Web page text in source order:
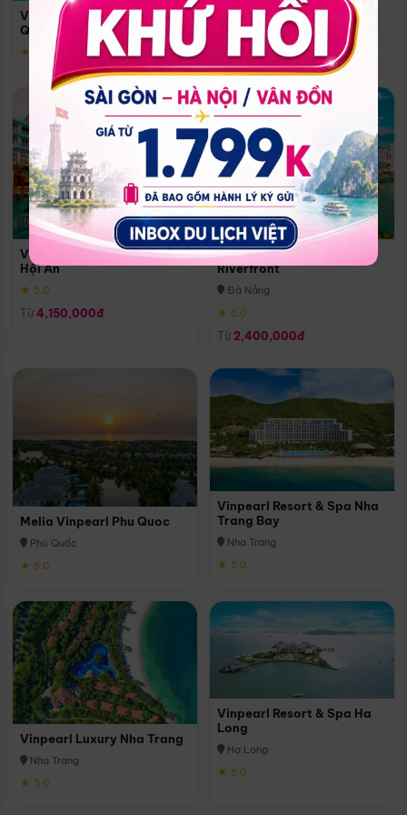
Vinpearl Resort & Spa Phu
Quoc
★ 5.0
Quoc
Phú Quốc
★ 5.0
Vinpearl Resort & Golf Nam
Hội An
★ 5.0
Từ 4,150,000đ
Melia Vinpearl Danang
Riverfront
Đà Nẵng
★ 5.0
Từ 2,400,000đ
Melia Vinpearl Phu Quoc
Phú Quốc
★ 5.0
Vinpearl Resort & Spa Nha
Trang Bay
Nha Trang
★ 5.0
Vinpearl Luxury Nha Trang
Nha Trang
★ 5.0
Vinpearl Resort & Spa Ha
Long
Hạ Long
★ 5.0